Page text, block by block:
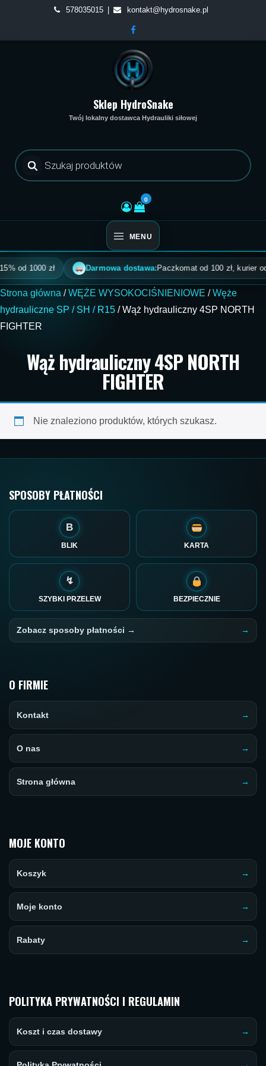
content
578035015 kontakt@hydrosnake.pl
Sklep HydroSnake
Twój lokalny dostawca Hydrauliki siłowej
Wyszukiwarka
produktów
0
MENU
od 1000 zł Darmowa dostawa:Paczkomat od 100 zł, kurier od
Strona główna /WĘŻE WYSOKOCIŚNIENIOWE /Węże
hydrauliczne SP / SH / R15 / Wąż hydrauliczny 4SP NORTH
FIGHTER
Wąż hydrauliczny 4SP NORTH
FIGHTER
Nie znaleziono produktów, których szukasz.
SPOSOBY PŁATNOŚCI
B
BLIK KARTA
↯
SZYBKI PRZELEW BEZPIECZNIE
Zobacz sposoby płatności →
O FIRMIE
Kontakt
O nas
Strona główna
MOJE KONTO
Koszyk
Moje konto
Rabaty
POLITYKA PRYWATNOŚCI I REGULAMIN
Koszt i czas dostawy